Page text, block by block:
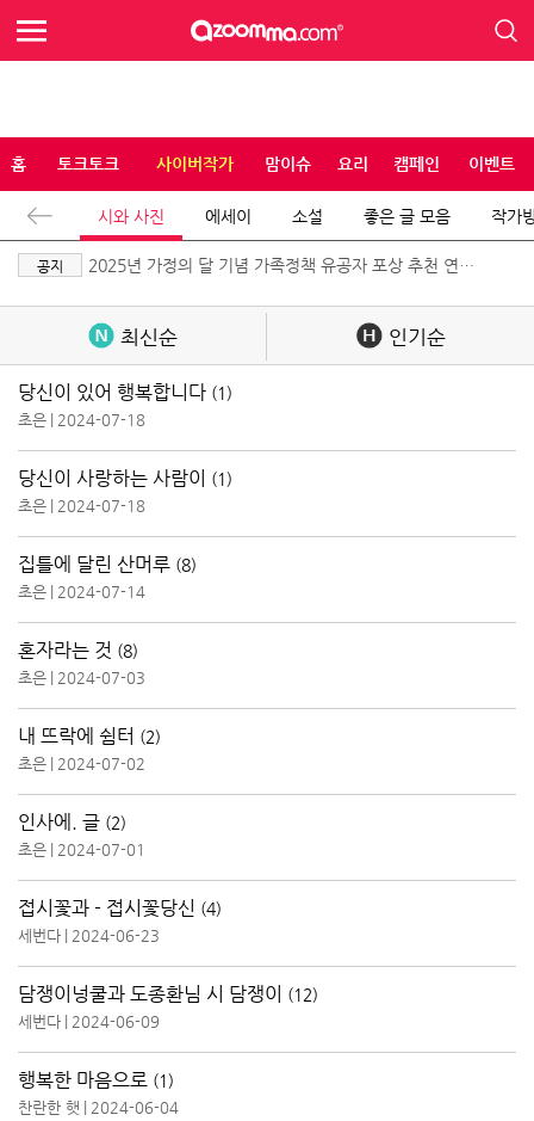
홈 토크토크 사이버작가 맘이슈 요리 캠페인 이벤트
시와 사진 에세이 소설 좋은 글 모음 작가
공지
2025년 가정의 달 기념 가족정책 유공자 포상 추천 연장
최신순 인기순
당신이 있어 행복합니다 (1)
초은 2024-07-18
당신이 사랑하는 사람이 (1)
초은 2024-07-18
집틀에 달린 산머루 (8)
초은 2024-07-14
혼자라는 것 (8)
초은 2024-07-03
내 뜨락에 쉼터 (2)
초은 2024-07-02
인사에. 글 (2)
초은 2024-07-01
접시꽃과 - 접시꽃당신 (4)
세번다 2024-06-23
담쟁이넝쿨과 도종환님 시 담쟁이 (12)
세번다 2024-06-09
행복한 마음으로 (1)
찬란한 햇 2024-06-04